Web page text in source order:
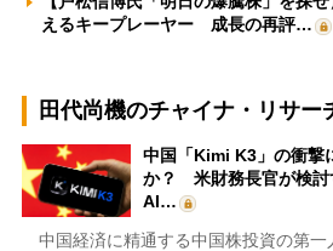
えるキープレーヤー 成長の再評…
田代尚機のチャイナ・リサー
中国「Kimi K3」の衝撃
か？ 米財務長官が検討
AI…
中国経済に精通する中国株投資の第一